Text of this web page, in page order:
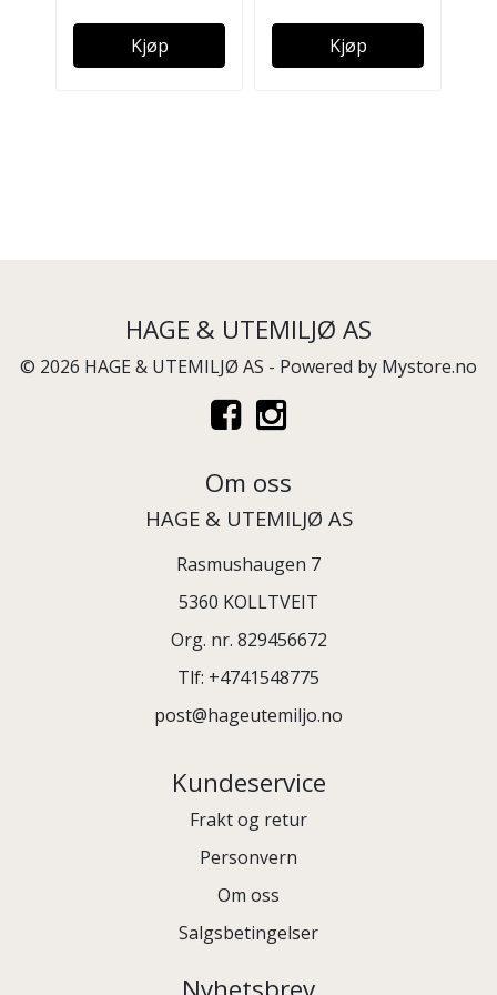
Kjøp Kjøp
HAGE & UTEMILJØ AS
© 2026 HAGE & UTEMILJØ AS - Powered by Mystore.no
Om oss
HAGE & UTEMILJØ AS
Rasmushaugen 7
5360 KOLLTVEIT
Org. nr. 829456672
Tlf: +4741548775
post@hageutemiljo.no
Kundeservice
Frakt og retur
Personvern
Om oss
Salgsbetingelser